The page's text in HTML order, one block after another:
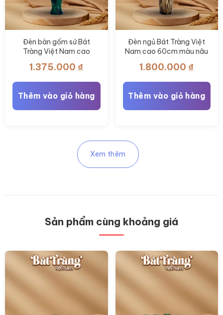
Đèn bàn gốm sứ Bát
Tràng Việt Nam cao
BT-DN15
1.375.000 ₫
Thêm vào giỏ hàng
Đèn ngủ Bát Tràng Việt
Nam cao 60cm màu nâu
1.800.000 ₫
Thêm vào giỏ hàng
Xem thêm
Sản phẩm cùng khoảng giá